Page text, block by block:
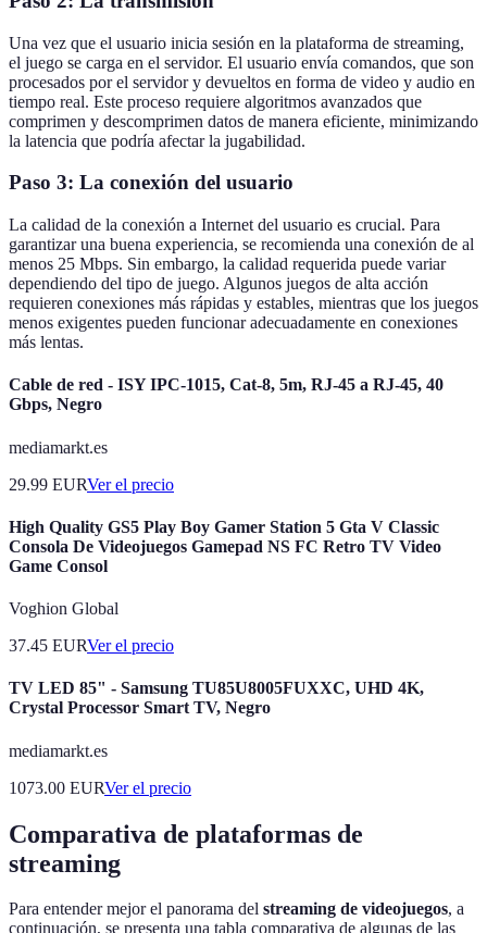
Una vez que el usuario inicia sesión en la plataforma de streaming,
el juego se carga en el servidor. El usuario envía comandos, que son
procesados por el servidor y devueltos en forma de video y audio en
tiempo real. Este proceso requiere algoritmos avanzados que
comprimen y descomprimen datos de manera eficiente, minimizando
la latencia que podría afectar la jugabilidad.
Paso 3: La conexión del usuario
La calidad de la conexión a Internet del usuario es crucial. Para
garantizar una buena experiencia, se recomienda una conexión de al
menos 25 Mbps. Sin embargo, la calidad requerida puede variar
dependiendo del tipo de juego. Algunos juegos de alta acción
requieren conexiones más rápidas y estables, mientras que los juegos
menos exigentes pueden funcionar adecuadamente en conexiones
más lentas.
Cable de red - ISY IPC-1015, Cat-8, 5m, RJ-45 a RJ-45, 40
Gbps, Negro
mediamarkt.es
29.99 EURVer el precio
High Quality GS5 Play Boy Gamer Station 5 Gta V Classic
Consola De Videojuegos Gamepad NS FC Retro TV Video
Game Consol
Voghion Global
37.45 EURVer el precio
TV LED 85" - Samsung TU85U8005FUXXC, UHD 4K,
Crystal Processor Smart TV, Negro
mediamarkt.es
1073.00 EURVer el precio
Comparativa de plataformas de
streaming
Para entender mejor el panorama del streaming de videojuegos, a
continuación, se presenta una tabla comparativa de algunas de las